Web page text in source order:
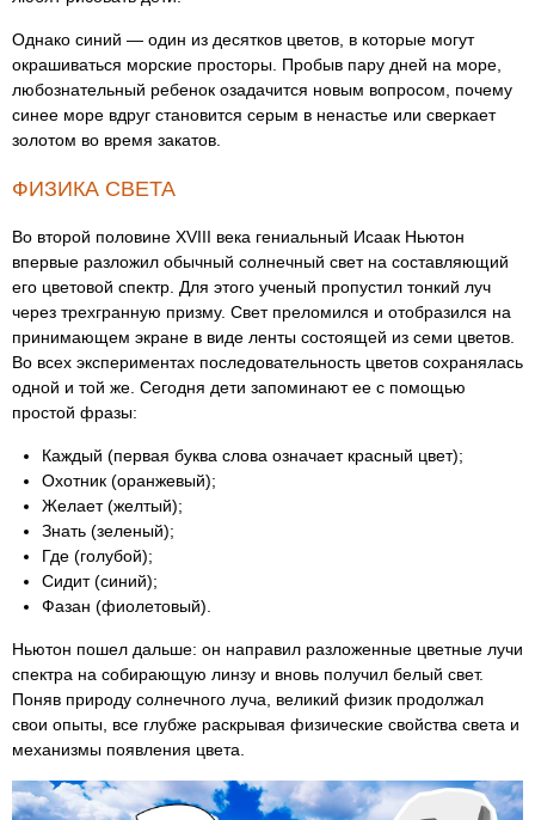
Однако синий — один из десятков цветов, в которые могут
окрашиваться морские просторы. Пробыв пару дней на море,
любознательный ребенок озадачится новым вопросом, почему
синее море вдруг становится серым в ненастье или сверкает
золотом во время закатов.
ФИЗИКА СВЕТА
Во второй половине XVIII века гениальный Исаак Ньютон
впервые разложил обычный солнечный свет на составляющий
его цветовой спектр. Для этого ученый пропустил тонкий луч
через трехгранную призму. Свет преломился и отобразился на
принимающем экране в виде ленты состоящей из семи цветов.
Во всех экспериментах последовательность цветов сохранялась
одной и той же. Сегодня дети запоминают ее с помощью
простой фразы:
Каждый (первая буква слова означает красный цвет);
Охотник (оранжевый);
Желает (желтый);
Знать (зеленый);
Где (голубой);
Сидит (синий);
Фазан (фиолетовый).
Ньютон пошел дальше: он направил разложенные цветные лучи
спектра на собирающую линзу и вновь получил белый свет.
Поняв природу солнечного луча, великий физик продолжал
свои опыты, все глубже раскрывая физические свойства света и
механизмы появления цвета.